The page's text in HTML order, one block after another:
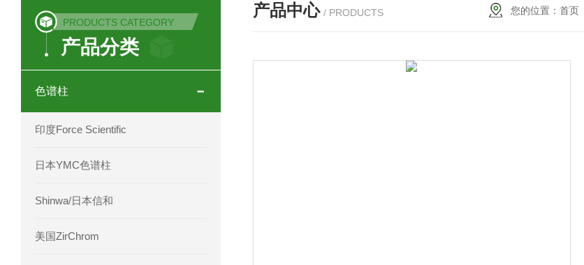
COSMOSIL 1.8PBr五溴苯基色谱柱 COSMOSIL 1.8PBr色谱柱
菟丝子 柠檬黄色谱柱
印度Force Scientific Rubitas色谱柱
PRODUCTS CATEGORY
产品分类
色谱柱
印度Force Scientific
日本YMC色谱柱
Shinwa/日本信和
美国ZirChrom
产品中心 / PRODUCTS 您的位置：首页